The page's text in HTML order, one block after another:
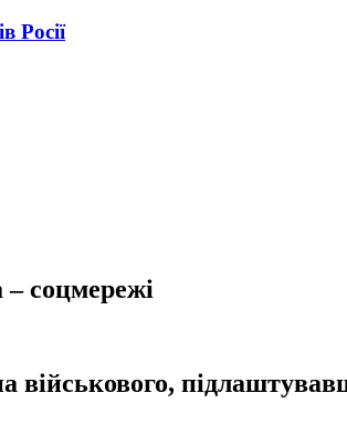
Росії
– соцмережі
військового,